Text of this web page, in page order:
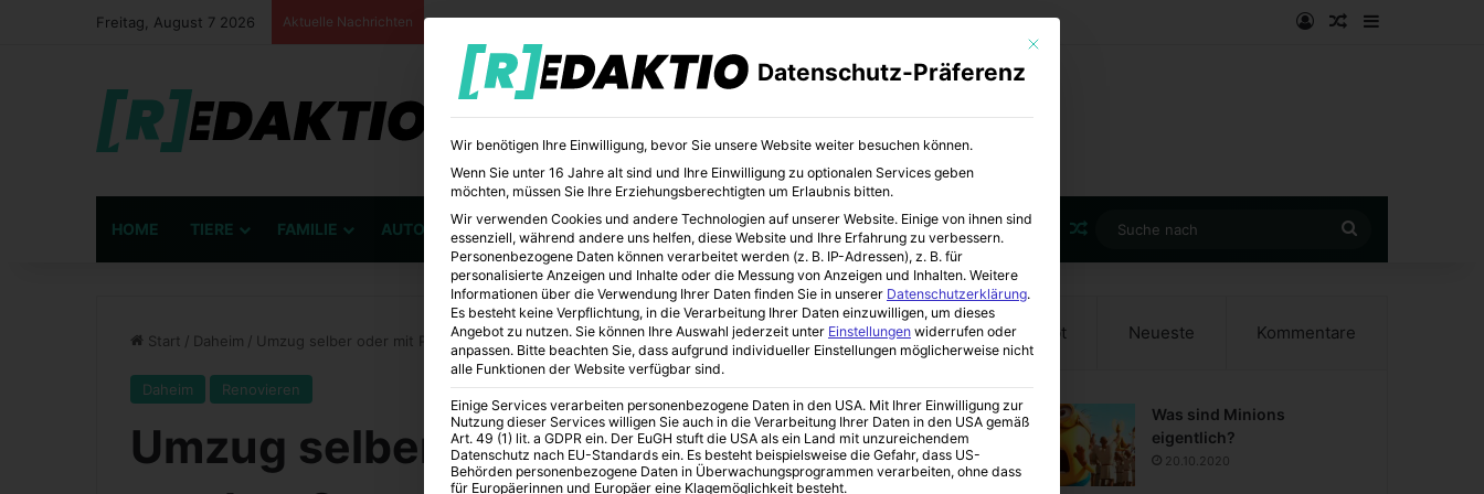
Freitag, August 7 2026 Aktuelle Nachrichten AnmeldenZufälliger
HOME TIERE FAMILIE AUTO BÜCHER BILDUNG KUNST Zufälliger Artikel
nach
Start / Daheim / Umzug selber oder mit Profis machen?
Daheim Renovieren
Umzug selber oder mit Profis
Beliebt Neueste Kommentare
Was sind Minions
eigentlich?
20.10.2020
Mit diesem Button wird der Dialog geschlossen. Seine Funktionalität ist
Datenschutz-Präferenz
Wir benötigen Ihre Einwilligung, bevor Sie unsere Website weiter besuchen können.
Wenn Sie unter 16 Jahre alt sind und Ihre Einwilligung zu optionalen Services geben
möchten, müssen Sie Ihre Erziehungsberechtigten um Erlaubnis bitten.
Wir verwenden Cookies und andere Technologien auf unserer Website. Einige von ihnen sind
essenziell, während andere uns helfen, diese Website und Ihre Erfahrung zu verbessern.
Personenbezogene Daten können verarbeitet werden (z. B. IP-Adressen), z. B. für
personalisierte Anzeigen und Inhalte oder die Messung von Anzeigen und Inhalten. Weitere
Informationen über die Verwendung Ihrer Daten finden Sie in unserer Datenschutzerklärung.
Es besteht keine Verpflichtung, in die Verarbeitung Ihrer Daten einzuwilligen, um dieses
Angebot zu nutzen. Sie können Ihre Auswahl jederzeit unter Einstellungen widerrufen oder
anpassen. Bitte beachten Sie, dass aufgrund individueller Einstellungen möglicherweise nicht
alle Funktionen der Website verfügbar sind.
Einige Services verarbeiten personenbezogene Daten in den USA. Mit Ihrer Einwilligung zur
Nutzung dieser Services willigen Sie auch in die Verarbeitung Ihrer Daten in den USA gemäß
Art. 49 (1) lit. a GDPR ein. Der EuGH stuft die USA als ein Land mit unzureichendem
Datenschutz nach EU-Standards ein. Es besteht beispielsweise die Gefahr, dass US-
Behörden personenbezogene Daten in Überwachungsprogrammen verarbeiten, ohne dass
für Europäerinnen und Europäer eine Klagemöglichkeit besteht.